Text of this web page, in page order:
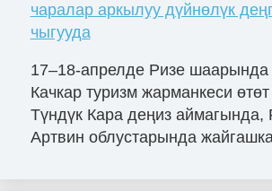
чаралар аркылуу дүйнөлүк
чыгууда
17–18-апрелде Ризе
Качкар туризм жарманкеси
Түндүк Кара деңиз аймагында,
Артвин облустарында